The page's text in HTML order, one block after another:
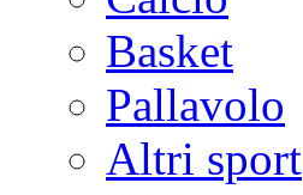
Basket
Pallavolo
Altri sport